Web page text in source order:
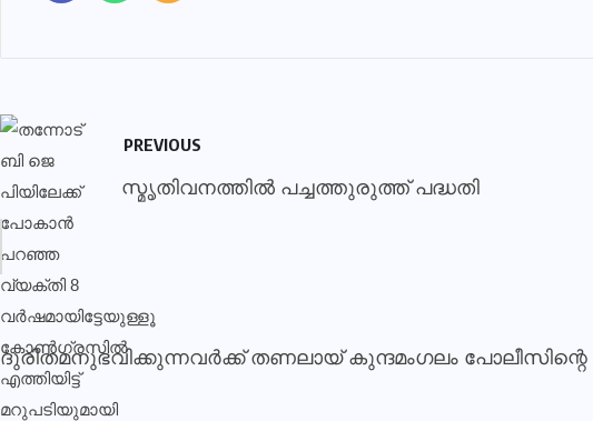
PREVIOUS
സ്മൃതിവനത്തില്‍ പച്ചത്തുരുത്ത് പദ്ധതി
ദുരിതമനുഭവിക്കുന്നവര്‍ക്ക് തണലായ് കുന്ദമംഗലം